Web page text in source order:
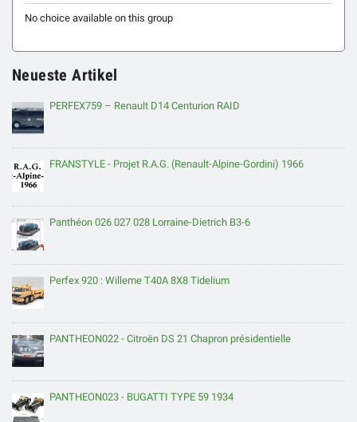
No choice available on this group
Neueste Artikel
PERFEX759 – Renault D14 Centurion RAID
FRANSTYLE - Projet R.A.G. (Renault-Alpine-Gordini) 1966
Panthéon 026 027 028 Lorraine-Dietrich B3-6
Perfex 920 : Willeme T40A 8X8 Tidelium
PANTHEON022 - Citroën DS 21 Chapron présidentielle
PANTHEON023 - BUGATTI TYPE 59 1934